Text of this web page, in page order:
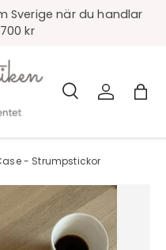
Sverige när du handlar
kr
Sök Logga in
- Strumpstickor